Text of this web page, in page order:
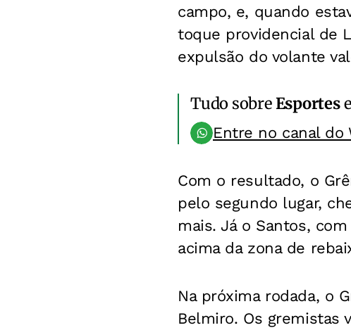
campo, e, quando
toque providencial de
expulsão do volante
Tudo sobreEsportes
Entre no canal do
Com o resultado, o
pelo segundo lugar,
mais. Já o Santos,
acima da zona de
Na próxima rodada, o
Belmiro. Os gremistas